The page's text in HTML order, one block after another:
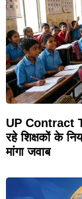
UP Contract
रहे शिक्षकों के
मांगा जवाब